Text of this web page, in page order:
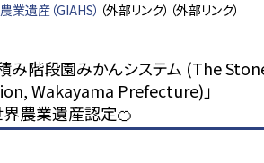
遺産（GIAHS） （外部リンク）（外部リンク）
積み階段園みかんシステム (The
Wakayama Prefecture)」
農業遺産認定🍊